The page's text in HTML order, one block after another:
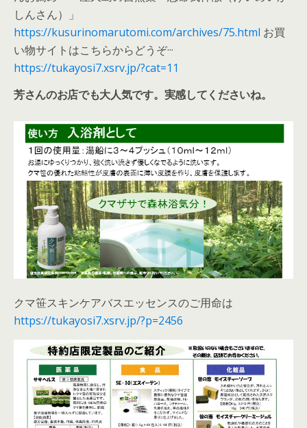
しんさん）」
https://kusurinomarutomi.com/archives/75.html お買
い物サイトはこちらからどうぞ···
https://tukayosi7.xsrv.jp/?cat=11
芳さんのお店でも大人気です。実感してくださいね。
クマ笹スキンケアバスエッセンスのご用命は
https://tukayosi7.xsrv.jp/?p=2456